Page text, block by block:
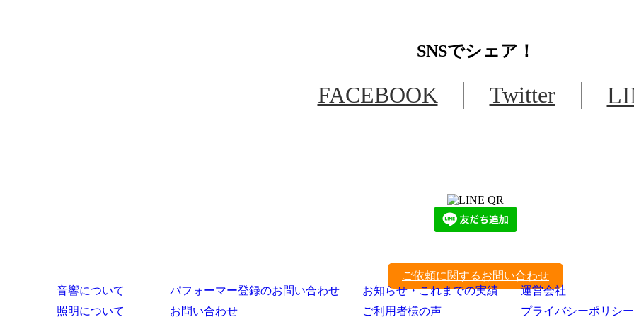
SNSでシェア！
FACEBOOK Twitter
ご依頼に関するお問い合わせ
音響について
照明について
パフォーマー登録のお問い合わせ
お問い合わせ
お知らせ・これまでの実績
ご利用者様の声
運営会社
プライバシーポリシー